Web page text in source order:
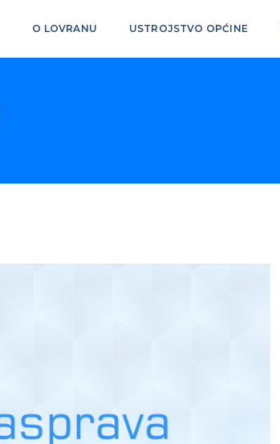
O LOVRANU USTROJSTVO OPĆINE